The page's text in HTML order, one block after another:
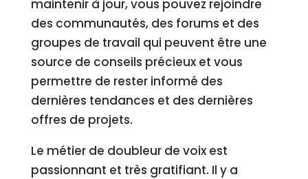
maintenir à jour, vous pouvez rejoindre
des communautés, des forums et des
groupes de travail qui peuvent être une
source de conseils précieux et vous
permettre de rester informé des
dernières tendances et des dernières
offres de projets.
Le métier de doubleur de voix est
passionnant et très gratifiant. Il y a